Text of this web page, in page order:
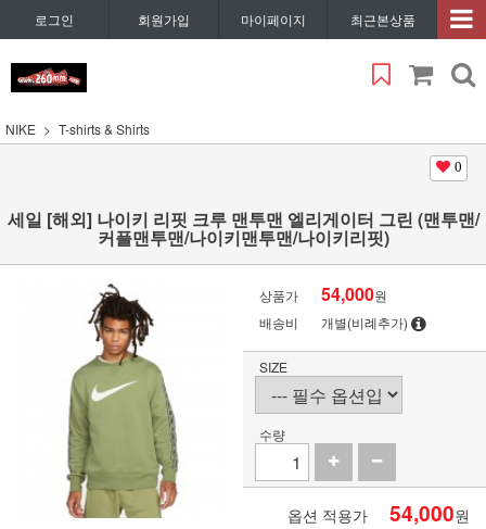
로그인 회원가입 마이페이지 최근본상품
NIKE T-shirts & Shirts
0
세일 [해외] 나이키 리핏 크루 맨투맨 엘리게이터 그린 (맨투맨/
커플맨투맨/나이키맨투맨/나이키리핏)
상품가 54,000원
배송비
개별(비례추가)
SIZE
수량
옵션 적용가 54,000원